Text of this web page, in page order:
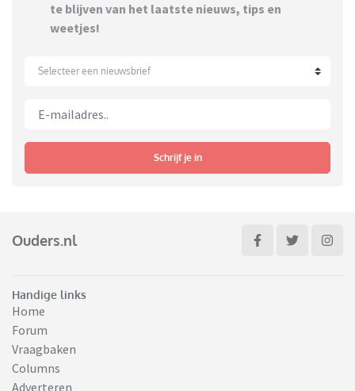
te blijven van het laatste nieuws, tips en
weetjes!
Selecteer een nieuwsbrief
Schrijf je in
Ouders.nl
Handige links
Home
Forum
Vraagbaken
Columns
Adverteren